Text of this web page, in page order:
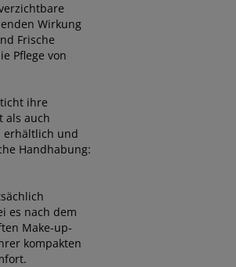
Wirkung
Frische
Pflege von
ihre
als auch
erhältlich und
Handhabung:
es nach dem
Make-up-
kompakten